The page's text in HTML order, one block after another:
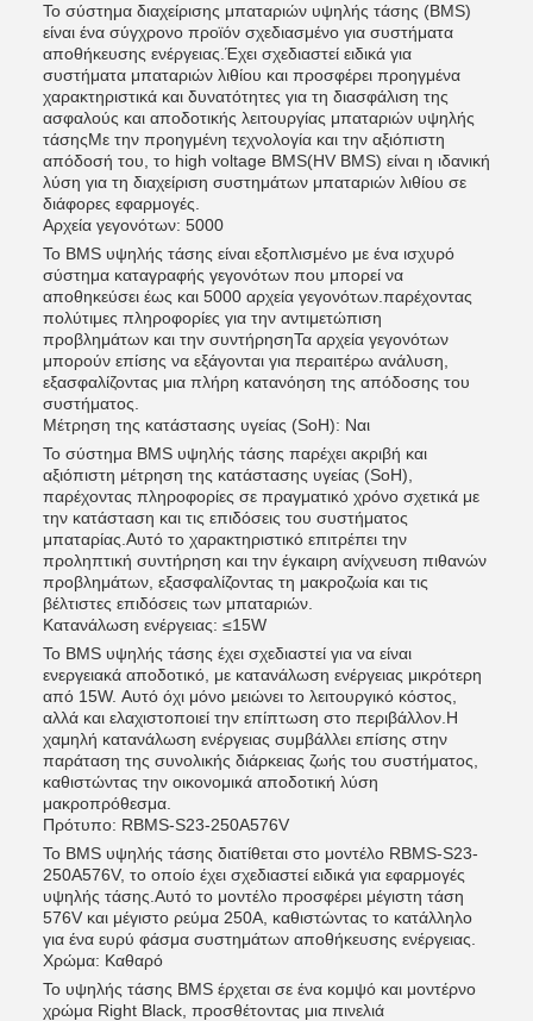
Το σύστημα διαχείρισης μπαταριών υψηλής τάσης (BMS)
είναι ένα σύγχρονο προϊόν σχεδιασμένο για συστήματα
αποθήκευσης ενέργειας.Έχει σχεδιαστεί ειδικά για
συστήματα μπαταριών λιθίου και προσφέρει προηγμένα
χαρακτηριστικά και δυνατότητες για τη διασφάλιση της
ασφαλούς και αποδοτικής λειτουργίας μπαταριών υψηλής
τάσηςΜε την προηγμένη τεχνολογία και την αξιόπιστη
απόδοσή του, το high voltage BMS(HV BMS) είναι η ιδανική
λύση για τη διαχείριση συστημάτων μπαταριών λιθίου σε
διάφορες εφαρμογές.
Αρχεία γεγονότων: 5000
Το BMS υψηλής τάσης είναι εξοπλισμένο με ένα ισχυρό
σύστημα καταγραφής γεγονότων που μπορεί να
αποθηκεύσει έως και 5000 αρχεία γεγονότων.παρέχοντας
πολύτιμες πληροφορίες για την αντιμετώπιση
προβλημάτων και την συντήρησηΤα αρχεία γεγονότων
μπορούν επίσης να εξάγονται για περαιτέρω ανάλυση,
εξασφαλίζοντας μια πλήρη κατανόηση της απόδοσης του
συστήματος.
Μέτρηση της κατάστασης υγείας (SoH): Ναι
Το σύστημα BMS υψηλής τάσης παρέχει ακριβή και
αξιόπιστη μέτρηση της κατάστασης υγείας (SoH),
παρέχοντας πληροφορίες σε πραγματικό χρόνο σχετικά με
την κατάσταση και τις επιδόσεις του συστήματος
μπαταρίας.Αυτό το χαρακτηριστικό επιτρέπει την
προληπτική συντήρηση και την έγκαιρη ανίχνευση πιθανών
προβλημάτων, εξασφαλίζοντας τη μακροζωία και τις
βέλτιστες επιδόσεις των μπαταριών.
Κατανάλωση ενέργειας: ≤15W
Το BMS υψηλής τάσης έχει σχεδιαστεί για να είναι
ενεργειακά αποδοτικό, με κατανάλωση ενέργειας μικρότερη
από 15W. Αυτό όχι μόνο μειώνει το λειτουργικό κόστος,
αλλά και ελαχιστοποιεί την επίπτωση στο περιβάλλον.Η
χαμηλή κατανάλωση ενέργειας συμβάλλει επίσης στην
παράταση της συνολικής διάρκειας ζωής του συστήματος,
καθιστώντας την οικονομικά αποδοτική λύση
μακροπρόθεσμα.
Πρότυπο: RBMS-S23-250A576V
Το BMS υψηλής τάσης διατίθεται στο μοντέλο RBMS-S23-
250A576V, το οποίο έχει σχεδιαστεί ειδικά για εφαρμογές
υψηλής τάσης.Αυτό το μοντέλο προσφέρει μέγιστη τάση
576V και μέγιστο ρεύμα 250A, καθιστώντας το κατάλληλο
για ένα ευρύ φάσμα συστημάτων αποθήκευσης ενέργειας.
Χρώμα: Καθαρό
Το υψηλής τάσης BMS έρχεται σε ένα κομψό και μοντέρνο
χρώμα Right Black, προσθέτοντας μια πινελιά